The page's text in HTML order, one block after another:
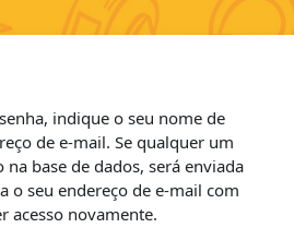
indique o seu nome de
de e-mail. Se qualquer um
base de dados, será enviada
o seu endereço de e-mail com
acesso novamente.